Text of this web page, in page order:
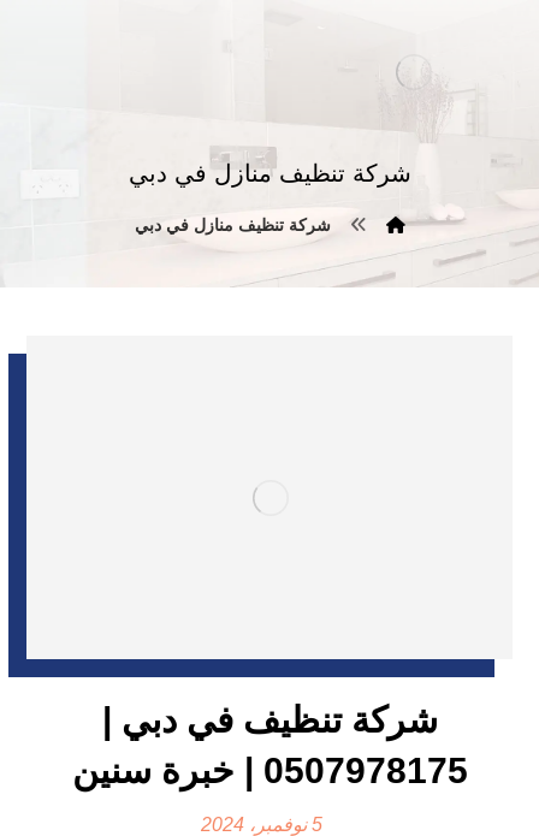
شركة تنظيف منازل في دبي
شركة تنظيف منازل في دبي
شركة تنظيف في دبي |
0507978175 | خبرة سنين
5 نوفمبر، 2024